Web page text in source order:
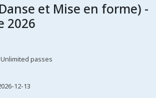
et Mise en forme) -
2026
Unlimited passes
12-13